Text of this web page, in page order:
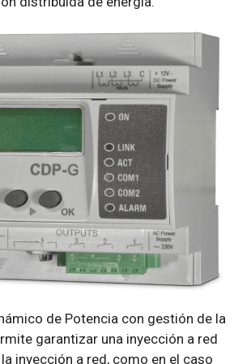
de Potencia con gestión de la
garantizar una inyección a red
inyección a red, como en el caso